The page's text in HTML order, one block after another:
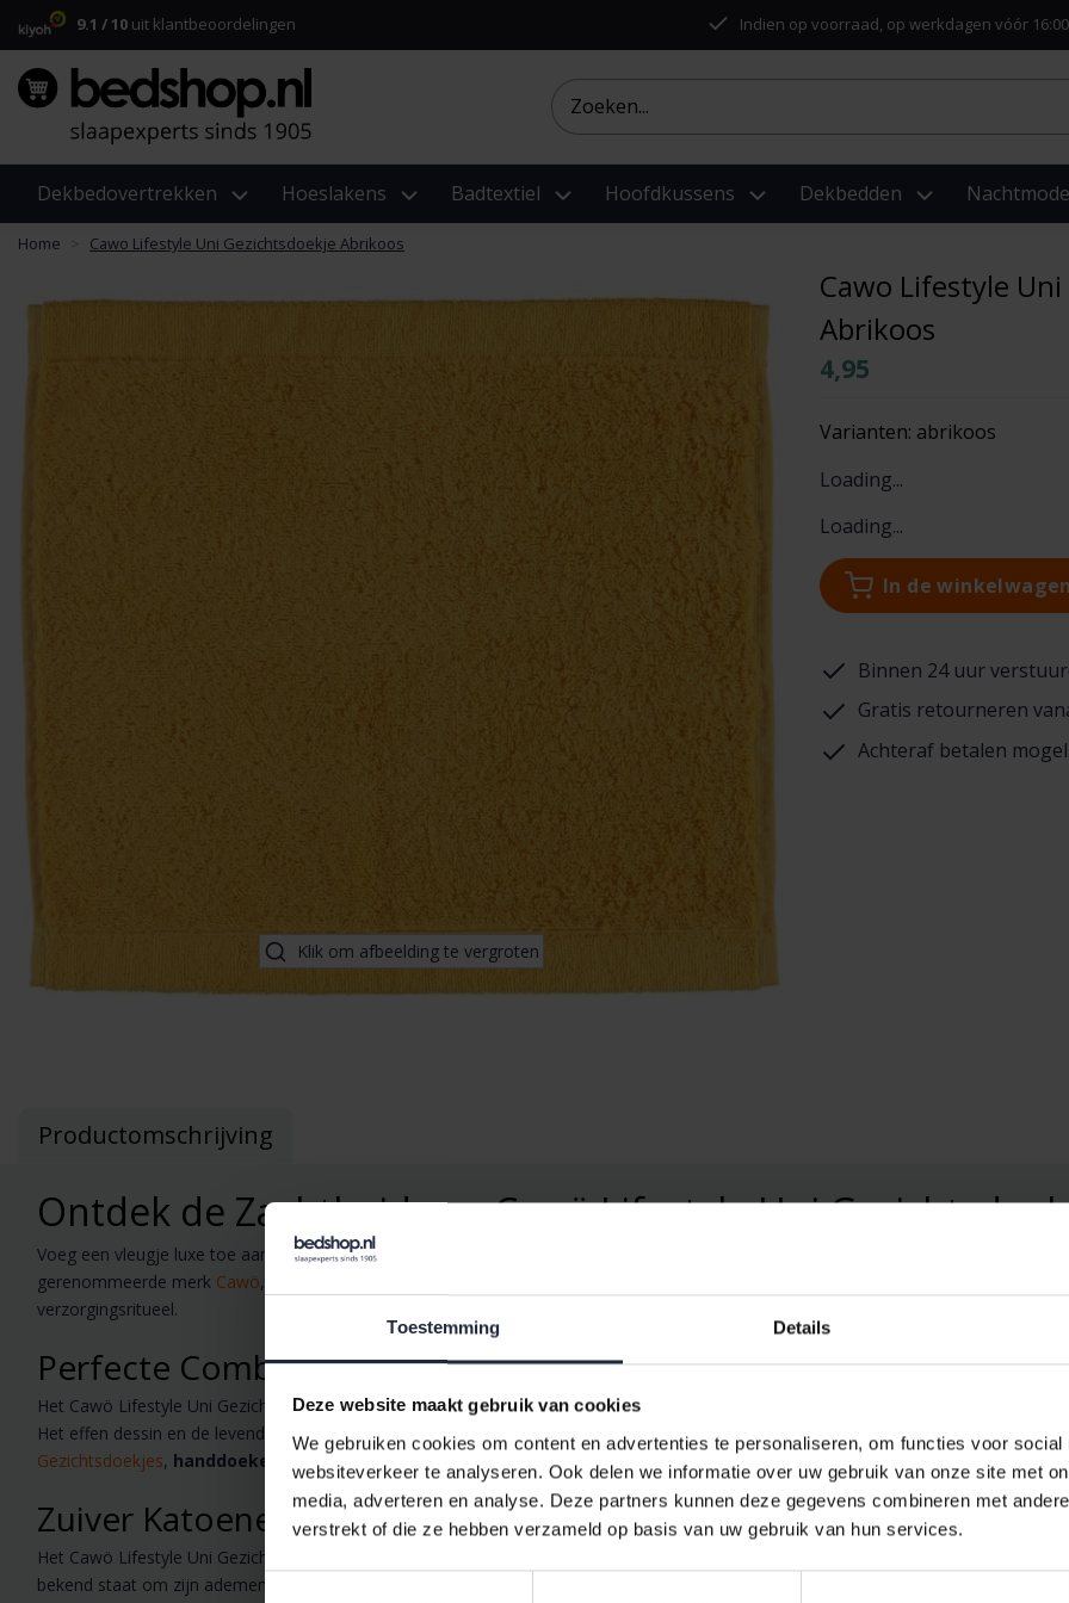
Toestemming Details
Deze website maakt gebruik van cookies
We gebruiken cookies om content en advertenties te personaliseren, om functies voor social
websiteverkeer te analyseren. Ook delen we informatie over uw gebruik van onze site met
media, adverteren en analyse. Deze partners kunnen deze gegevens combineren met
verstrekt of die ze hebben verzameld op basis van uw gebruik van hun services.
Toestemmingsselectie
9.1 / 10 uit klantbeoordelingen Indien op voorraad, op werkdagen vóór
Dekbedovertrekken Hoeslakens Badtextiel Hoofdkussens Dekbedden Nachtmode
Home Cawo Lifestyle Uni Gezichtsdoekje Abrikoos
Klik om afbeelding te vergroten
Cawo Lifestyle
Abrikoos
4,95
Varianten: abrikoos
Loading...
Loading...
In de winkelwagen
Binnen 24 uur
Gratis retourneren
Achteraf betalen
Productomschrijving
Ontdek de Zachtheid van Cawö Lifestyle Uni
Voeg een vleugje luxe toe aan uw dagelijkse gezichtsverzorgingsroutine met het
.
gerenommeerde merk Cawö, staat bekend om zijn superieure kwaliteit en duurzaamheid. De zachte, gele kleur brengt een zonnige
verzorgingsritueel.
Perfecte Combinatie van Stijl en Comfort
Het Cawö Lifestyle Uni Gezichtsdoekje is meer dan alleen een praktisch item; het is een statement van stijl en comfort. Met een
Het effen dessin en de levendige abrikooskleur maken het een stijlvolle toevoeging aan uw collectie badkameraccessoires. Het past
Gezichtsdoekjes, handdoeken badmode
Zuiver Katoenen Comfort
Het Cawö Lifestyle Uni Gezichtsdoekje is vervaardigd uit 100% zuiver katoen, wat garant staat voor een ongeëvenaarde zachtheid
bekend staat om zijn ademende eigenschappen en duurzaamheid, waardoor dit gezichtsdoekje een verantwoorde keuze is voor